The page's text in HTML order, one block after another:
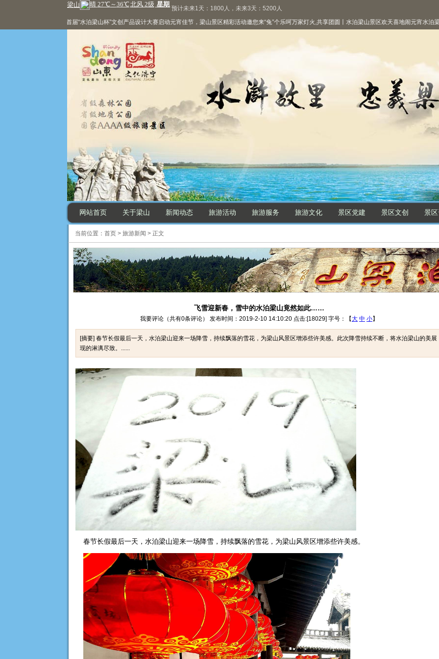
预计未来1天：1800人，未来3天：5200人
首届“水泊梁山杯”文创产品设计大赛启动元宵佳节，梁山景区精彩活动邀您来“兔”个乐呵万家灯火,共享团圆丨水泊梁山景区欢天喜地闹元宵水泊梁山风
网站首页 关于梁山 新闻动态 旅游活动 旅游服务 旅游文化 景区党建 景区文创 景
当前位置： 首页 > 旅游新闻 > 正文
飞雪迎新春，雪中的水泊梁山竟然如此……
我要评论（共有0条评论） 发布时间：2019-2-10 14:10:20 点击:[18029] 字号：【大 中 小】
[摘要] 春节长假最后一天，水泊梁山迎来一场降雪，持续飘落的雪花，为梁山风景区增添些许美感。此次降雪持续不断，将水泊梁山的美展
现的淋漓尽致。......
春节长假最后一天，水泊梁山迎来一场降雪，持续飘落的雪花，为梁山风景区增添些许美感。